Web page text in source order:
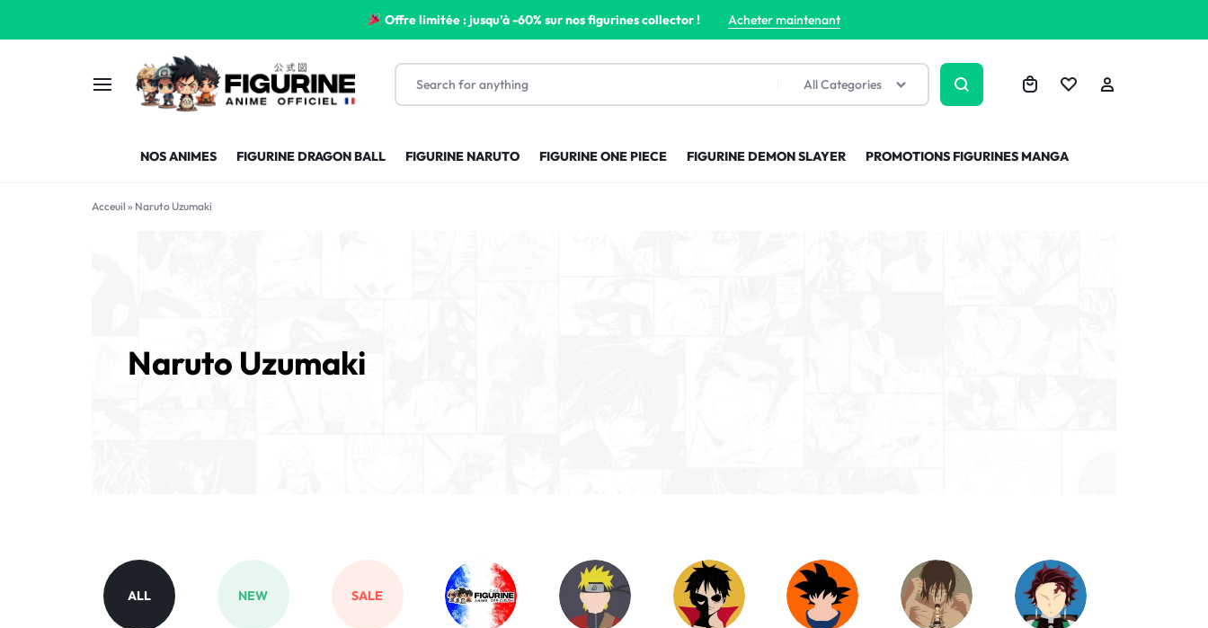
Offre limitée : jusqu’à -60% sur nos figurines collector ! Acheter maintenant
FRANCE
FRANCE
All Categories
NOS ANIMES FIGURINE DRAGON BALL FIGURINE NARUTO FIGURINE ONE PIECE FIGURINE DEMON SLAYER PROMOTIONS FIGURINES MANGA
Acceuil » Naruto Uzumaki
Naruto Uzumaki
ALL NEW SALE